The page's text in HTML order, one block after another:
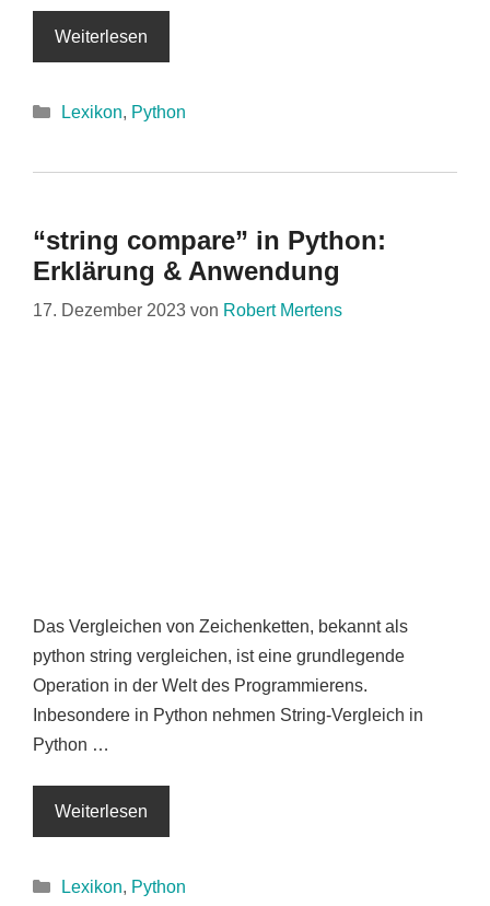
Weiterlesen
Kategorien
Lexikon, Python
“string compare” in Python:
Erklärung & Anwendung
17. Dezember 2023 von Robert Mertens
Das Vergleichen von Zeichenketten, bekannt als
python string vergleichen, ist eine grundlegende
Operation in der Welt des Programmierens.
Inbesondere in Python nehmen String-Vergleich in
Python …
Weiterlesen
Kategorien
Lexikon, Python